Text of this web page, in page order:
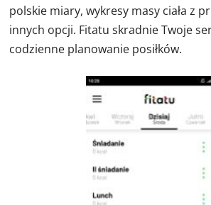
polskie miary, wykresy masy ciała z
innych opcji. Fitatu skradnie Twoje
codzienne planowanie posiłków.